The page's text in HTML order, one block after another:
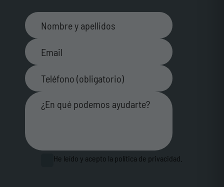
He leído y acepto la política de privacidad.